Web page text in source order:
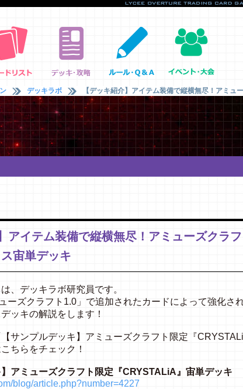
デッキラボ 【デッキ紹介】アイテム装備で縦横無尽！アミ
アイテム装備で縦横無尽！アミューズクラフ
宙単デッキ
、デッキラボ研究員です。
ーズクラフト1.0」で追加されたカードによって強化さ
ッキの解説をします！
サンプルデッキ】アミューズクラフト限定『
ちらをチェック！
】アミューズクラフト限定『CRYSTALiA』宙単デッキ
blog/article.php?number=4227